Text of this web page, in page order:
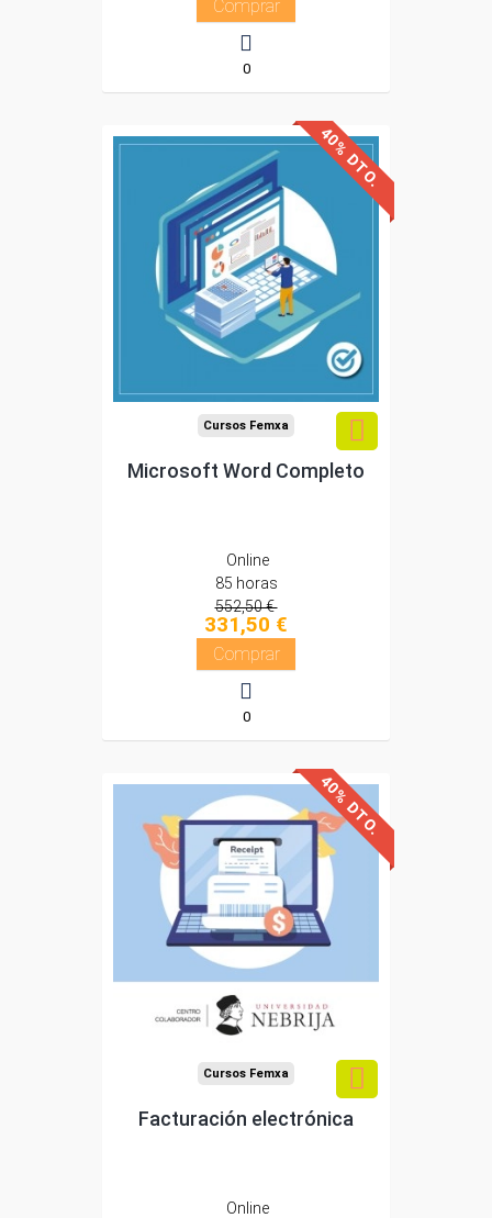
Comprar
0
40% DTO.
Descuentos especiales
Sin requisitos de acceso
Diploma
Compra segura
Cursos Femxa
Microsoft Word Completo
Online
85 horas
552,50 €
331,50 €
Comprar
0
40% DTO.
Descuentos especiales
Sin requisitos de acceso
Doble titulación
Compra segura
Cursos Femxa
Facturación electrónica
Online